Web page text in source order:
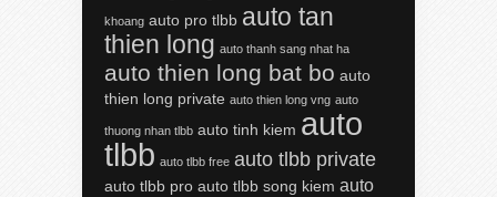
khoang auto pro tlbb auto tan
thien long auto thanh sang nhat ha
auto thien long bat bo auto
thien long private auto thien long vng auto
thuong nhan tlbb auto tinh kiem auto
tlbb auto tlbb free auto tlbb private
auto tlbb pro auto tlbb song kiem auto